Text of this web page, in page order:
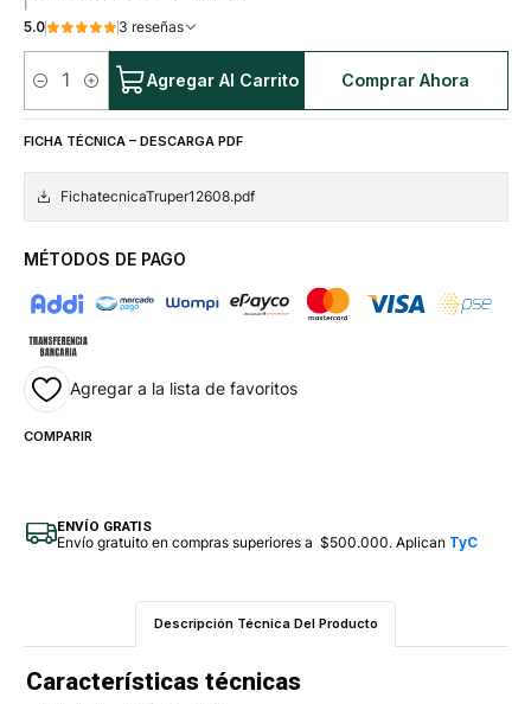
5.0
3 reseñas
Cantidad
Agregar Al Carrito Comprar Ahora
FICHA TÉCNICA – DESCARGA PDF
FichatecnicaTruper12608.pdf
MÉTODOS DE PAGO
Agregar a la lista de favoritos
COMPARIR
ENVÍO GRATIS
Envío gratuito en compras superiores a $500.000. Aplican TyC
Descripción Técnica Del Producto
Características técnicas